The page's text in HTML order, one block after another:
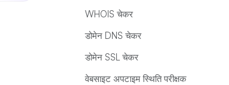
WHOIS चेकर
डोमेन DNS चेकर
डोमेन SSL चेकर
वेबसाइट अपटाइम स्थिति परीक्षक